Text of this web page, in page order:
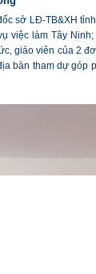
sở LĐ-TB&XH
việc làm Tây
giáo viên của 2
bàn tham dự góp